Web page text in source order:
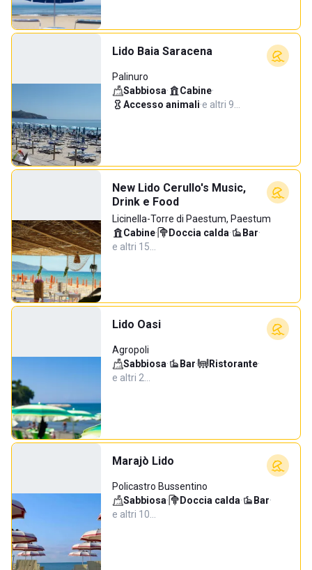
Lido Baia Saracena
Palinuro
Sabbiosa· Cabine·
Accesso animali·e altri 9…
New Lido Cerullo's Music,
Drink e Food
Licinella-Torre di Paestum, Paestum
Cabine· Doccia calda· Bar·
e altri 15…
Lido Oasi
Agropoli
Sabbiosa· Bar· Ristorante·
e altri 2…
Marajò Lido
Policastro Bussentino
Sabbiosa· Doccia calda· Bar·
e altri 10…